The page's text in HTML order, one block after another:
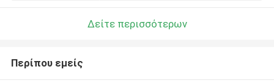
Δείτε περισσότερων
Περίπου εμείς